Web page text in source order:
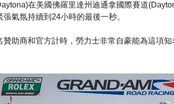
在美國佛羅里達州迪通拿國際賽道
張氣氛持續到24小時的最後一秒。
贊助商和官方計時，勞力士非常自豪能為這項